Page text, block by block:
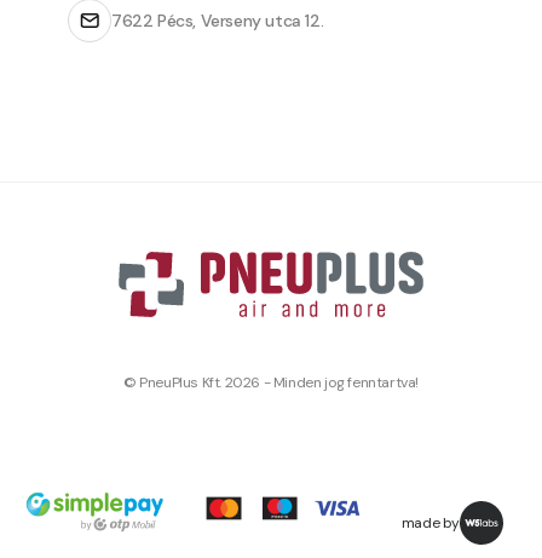
7622 Pécs, Verseny utca 12.
© PneuPlus Kft. 2026 - Minden jog fenntartva!
made by